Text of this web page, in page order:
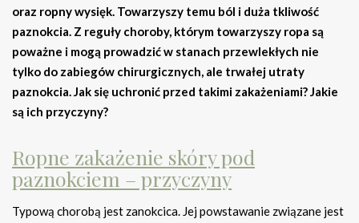
oraz ropny wysięk. Towarzyszy temu ból i duża tkliwość
paznokcia. Z reguły choroby, którym towarzyszy ropa są
poważne i mogą prowadzić w stanach przewlekłych nie
tylko do zabiegów chirurgicznych, ale trwałej utraty
paznokcia. Jak się uchronić przed takimi zakażeniami? Jakie
są ich przyczyny?
Ropne zakażenie skóry pod
paznokciem – przyczyny
Typową chorobą jest zanokcica. Jej powstawanie związane jest